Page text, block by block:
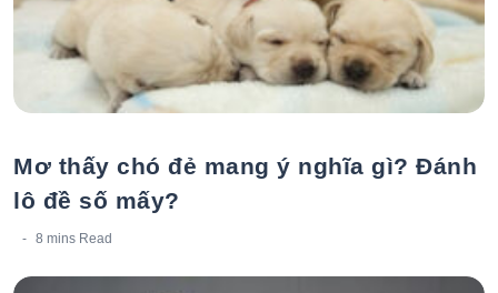
Mơ thấy chó đẻ mang ý nghĩa gì? Đánh
lô đề số mấy?
8 mins Read